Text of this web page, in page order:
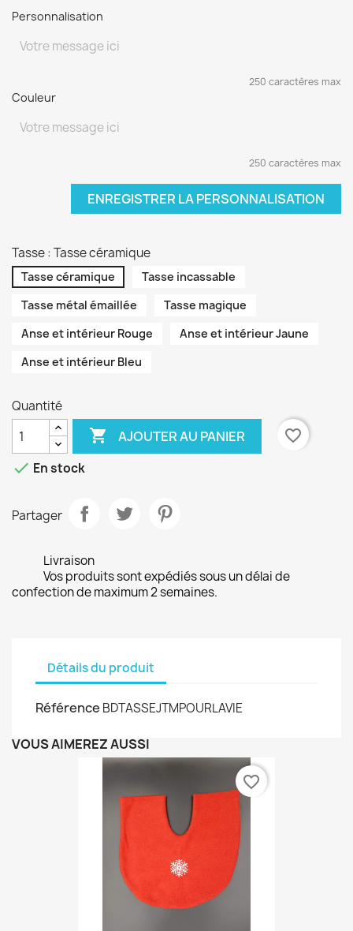
Personnalisation
250 caractères max
Couleur
250 caractères max
ENREGISTRER LA PERSONNALISATION
Tasse : Tasse céramique
Tasse céramique
Tasse incassable
Tasse métal émaillée
Tasse magique
Anse et intérieur Rouge
Anse et intérieur Jaune
Anse et intérieur Bleu
Quantité
 AJOUTER AU PANIER
favorite_border
 En stock
Partager
Livraison
Vos produits sont expédiés sous un délai de
confection de maximum 2 semaines.
Détails du produit
Référence BDTASSEJTMPOURLAVIE
VOUS AIMEREZ AUSSI
favorite_border